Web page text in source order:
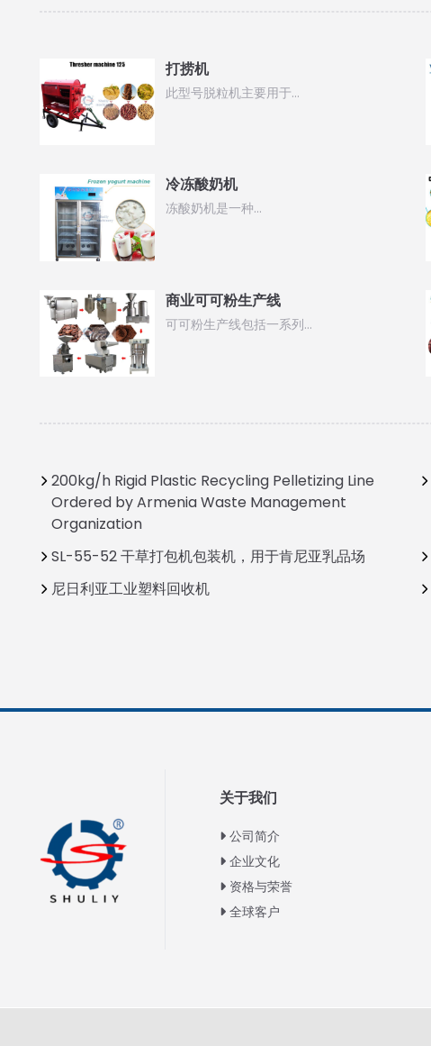
打捞机
此型号脱粒机主要用于…
冷冻酸奶机
冻酸奶机是一种…
商业可可粉生产线
可可粉生产线包括一系列…
200kg/h Rigid Plastic Recycling Pelletizing Line
Ordered by Armenia Waste Management
Organization
SL-55-52 干草打包机包装机，用于肯尼亚乳品场
尼日利亚工业塑料回收机
关于我们
公司简介
企业文化
资格与荣誉
全球客户